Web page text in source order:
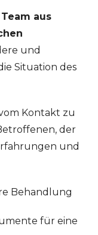
aus
und
Situation des
Kontakt zu
der
und
Behandlung
für eine